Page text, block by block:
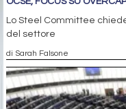
Lo Steel Committee
del settore
di Sarah Falsone